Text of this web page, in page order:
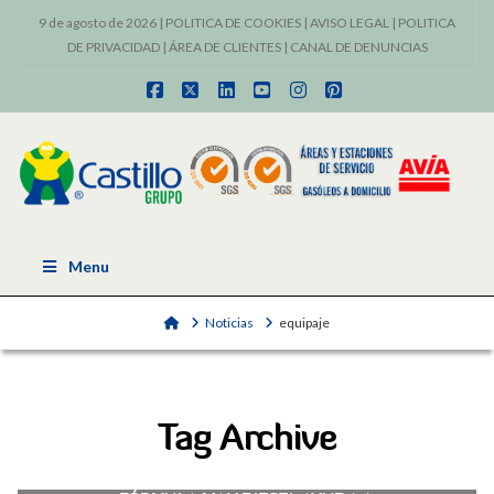
9 de agosto de 2026 | POLITICA DE COOKIES | AVISO LEGAL | POLITICA
DE PRIVACIDAD| ÁREA DE CLIENTES| CANAL DE DENUNCIAS
Facebook
X LinkedInYouTubeInstagram
Pinterest
Menu
HomeNoticias equipaje
Tag Archive